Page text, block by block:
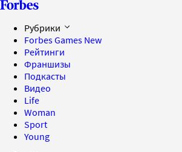
Рубрики
Forbes Games New
Рейтинги
Франшизы
Подкасты
Видео
Life
Woman
Sport
Young